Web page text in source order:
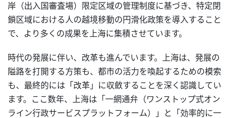
岸（出入国審査場）限定区域の管理制度に基づき、特定閉
鎖区域における人の越境移動の円滑化政策を導入すること
で、より多くの成果を上海に集積させています。
時代の発展に伴い、改革も進んでいます。上海は、発展の
隘路を打開する方策も、都市の活力を喚起するための模索
も、最終的には「改革」に収斂することを深く認識してい
ます。ここ数年、上海は「一網通弁（ワンストップ式オン
ライン行政サービスプラットフォーム）」と「効率的に一